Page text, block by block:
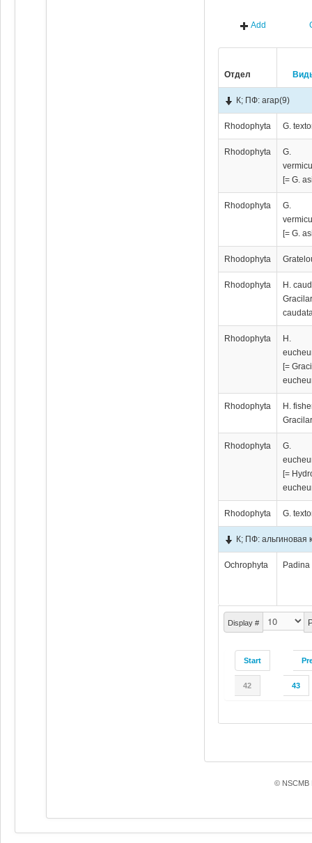
Add
Отдел
Display #
Start
42 43
К; ПФ: агар(9)
Rhodophyta G.
Rhodophyta
G.
[= G.
Rhodophyta
G.
[= G.
Rhodophyta
Rhodophyta
H.
Rhodophyta
H.
[=
Rhodophyta
H.
Rhodophyta
G.
[=
Rhodophyta G.
К; ПФ: альгиновая
Ochrophyta Padina
© NSCMB